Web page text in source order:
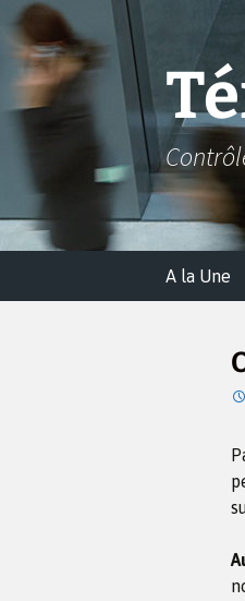
Aller
au
contenu
A la Une